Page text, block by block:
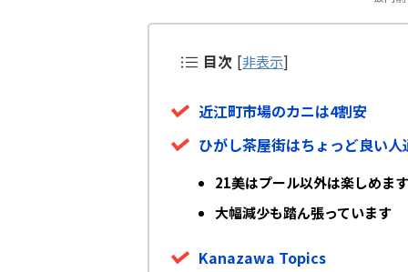
目次 [非表示]
近江町市場のカニは4割安
ひがし茶屋街はちょっど良い人
21美はプール以外は楽しめます
大幅減少も踏ん張っています
Kanazawa Topics